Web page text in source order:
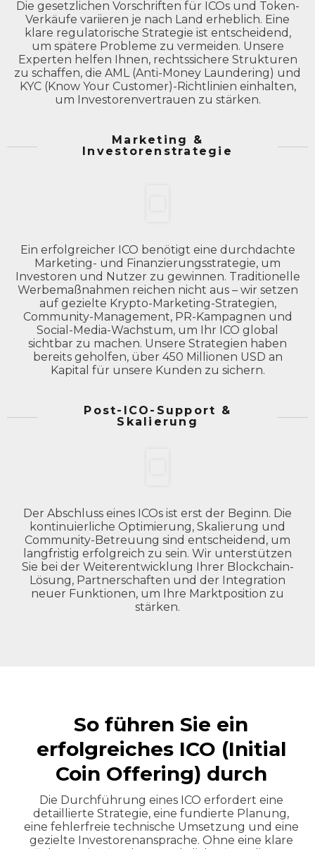
Die gesetzlichen Vorschriften für ICOs und Token-
Verkäufe variieren je nach Land erheblich. Eine
klare regulatorische Strategie ist entscheidend,
um spätere Probleme zu vermeiden. Unsere
Experten helfen Ihnen, rechtssichere Strukturen
zu schaffen, die AML (Anti-Money Laundering) und
KYC (Know Your Customer)-Richtlinien einhalten,
um Investorenvertrauen zu stärken.
Marketing &
Investorenstrategie
Ein erfolgreicher ICO benötigt eine durchdachte
Marketing- und Finanzierungsstrategie, um
Investoren und Nutzer zu gewinnen. Traditionelle
Werbemaßnahmen reichen nicht aus – wir setzen
auf gezielte Krypto-Marketing-Strategien,
Community-Management, PR-Kampagnen und
Social-Media-Wachstum, um Ihr ICO global
sichtbar zu machen. Unsere Strategien haben
bereits geholfen, über 450 Millionen USD an
Kapital für unsere Kunden zu sichern.
Post-ICO-Support &
Skalierung
Der Abschluss eines ICOs ist erst der Beginn. Die
kontinuierliche Optimierung, Skalierung und
Community-Betreuung sind entscheidend, um
langfristig erfolgreich zu sein. Wir unterstützen
Sie bei der Weiterentwicklung Ihrer Blockchain-
Lösung, Partnerschaften und der Integration
neuer Funktionen, um Ihre Marktposition zu
stärken.
So führen Sie ein
erfolgreiches ICO (Initial
Coin Offering) durch
Die Durchführung eines ICO erfordert eine
detaillierte Strategie, eine fundierte Planung,
eine fehlerfreie technische Umsetzung und eine
gezielte Investorenansprache. Ohne eine klare